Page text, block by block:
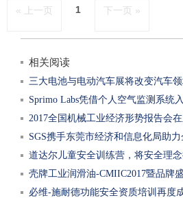
« 上一页 1 下一页 »
相关阅读
三大电池与电动汽车展将改变汽车
Sprimo Labs凭借个人空气监测系统
2017全国机械工业经济形势报告会
SGS携手东莞市经济和信息化局助
洁生产审
道达尔儿童安全训练营，将安全理
壳牌工业润滑油-CMIIC2017暨品牌
必维-施耐德功能安全资质培训再度